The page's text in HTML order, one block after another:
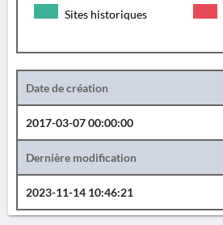
Sites historiques
Date de création
2017-03-07 00:00:00
Dernière modification
2023-11-14 10:46:21